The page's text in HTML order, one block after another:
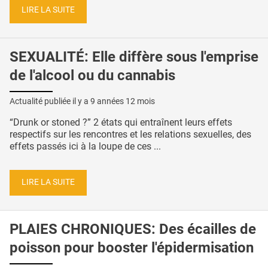
LIRE LA SUITE
SEXUALITÉ: Elle diffère sous l'emprise
de l'alcool ou du cannabis
Actualité publiée il y a 9 années 12 mois
“Drunk or stoned ?” 2 états qui entraînent leurs effets
respectifs sur les rencontres et les relations sexuelles, des
effets passés ici à la loupe de ces ...
LIRE LA SUITE
PLAIES CHRONIQUES: Des écailles de
poisson pour booster l'épidermisation